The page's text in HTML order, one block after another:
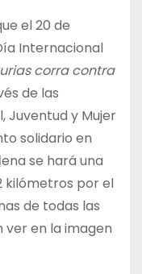
el 20 de
Internacional
corra contra
de las
Juventud y Mujer
solidario en
se hará una
kilómetros por el
de todas las
ver en la imagen